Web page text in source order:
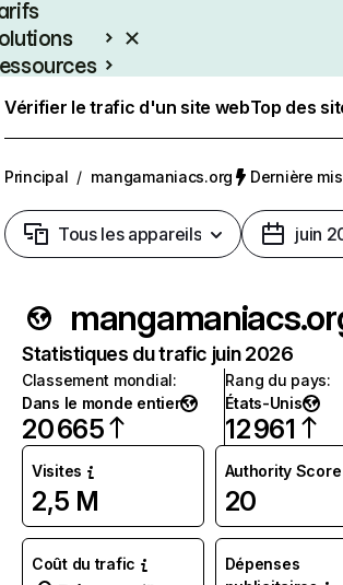
Vérifier le trafic d'un site webTop des
Principal / mangamaniacs.org Dernière
Tous les appareils juin
Statistiques du trafic juin 2026
Classement mondial:
Dans le monde entier
20 665
Rang du pays:
États-Unis
12 961
Visites
2,5 M
Authority Score
20
Coût du trafic
Dépenses